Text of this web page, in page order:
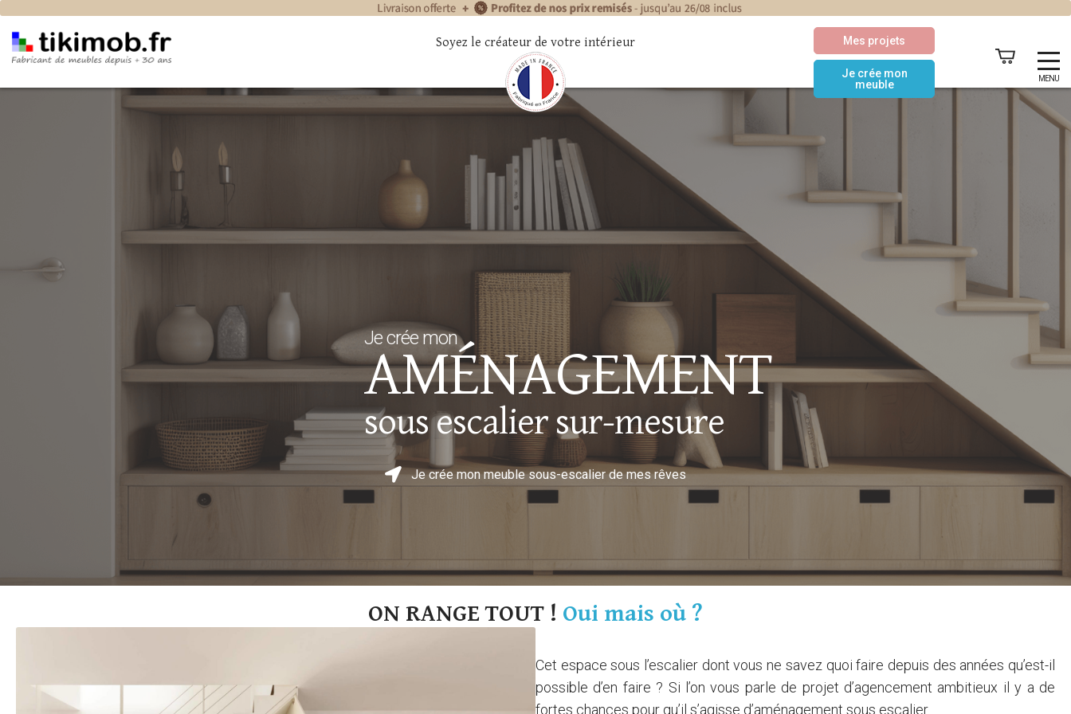
MENU
Mes projets
Je crée mon
meuble
Soyez le créateur de votre intérieur
Aménagement sous escalier
Je crée mon
AMÉNAGEMENT
sous escalier sur-mesure
Je crée mon meuble sous-escalier de mes rêves
ON RANGE TOUT ! Oui mais où ?
Cet espace sous l’escalier dont vous ne savez quoi faire depuis des années qu’est-il
possible d’en faire ? Si l’on vous parle de projet d’agencement ambitieux il y a de
fortes chances pour qu’il s’agisse d’aménagement sous escalier.